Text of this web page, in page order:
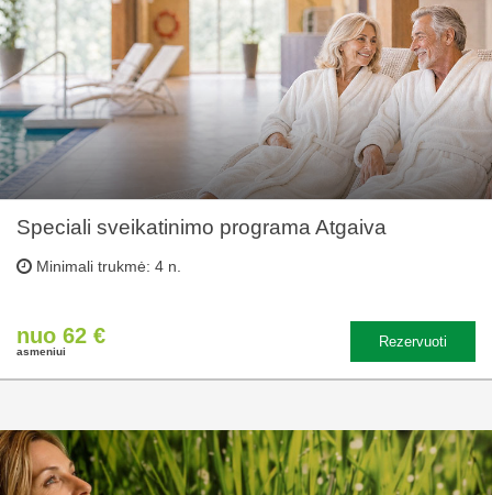
Speciali sveikatinimo programa Atgaiva
Minimali trukmė: 4 n.
nuo 62 €
asmeniui
Rezervuoti